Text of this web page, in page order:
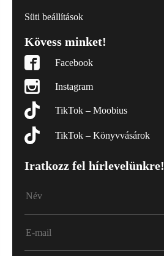
Süti beállítások
Kövess minket!
Facebook
Instagram
TikTok – Moobius
TikTok – Könyvvásárok
Iratkozz fel hírlevelünkre!